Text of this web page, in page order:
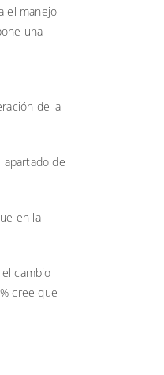
el manejo
una
de la
apartado de
en la
cambio
cree que